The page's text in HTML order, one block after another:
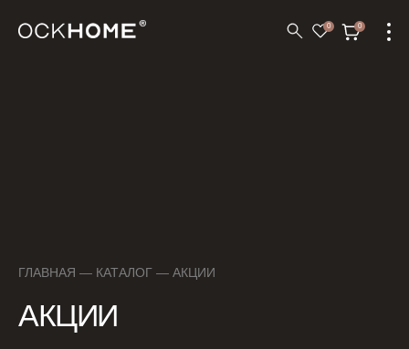
0 0
ГЛАВНАЯ — КАТАЛОГ — АКЦИИ
АКЦИИ